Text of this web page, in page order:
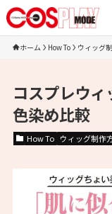
ホーム How To ウィッグ
コスプレウ
色染め比較
How To ウィッグ制作